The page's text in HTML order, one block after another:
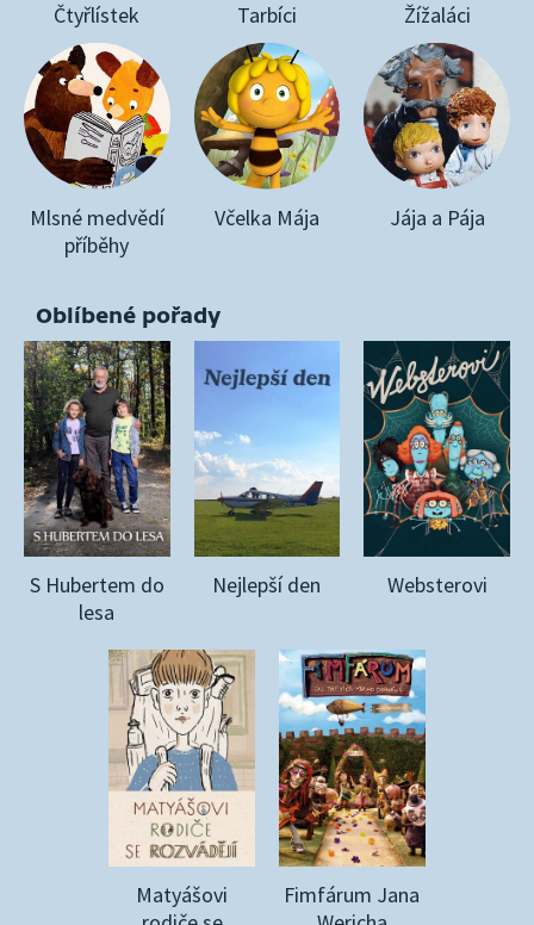
Čtyřlístek Tarbíci Žížaláci
Mlsné medvědí
příběhy
Včelka Mája Jája a Pája
Oblíbené pořady
S Hubertem do
lesa
Nejlepší den Websterovi
Matyášovi
Fimfárum Jana